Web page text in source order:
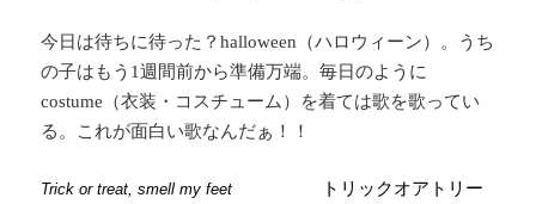
今日は待ちに待った？halloween
（ハロウィーン）。うち
の子はもう 1週間前から準備万端。毎日のように
costume
（衣装・コスチューム）を着ては歌を歌ってい
る。これが面白い歌なんだぁ！！
Trick or treat, smell my feet
トリックオアトリー